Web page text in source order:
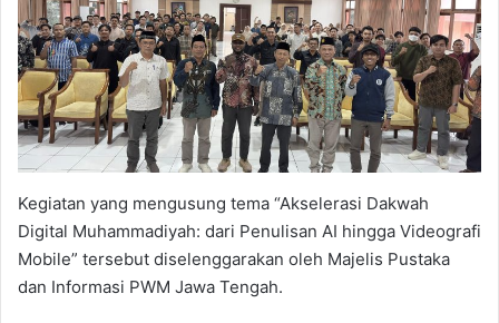
Kegiatan yang mengusung tema “Akselerasi Dakwah
Digital Muhammadiyah: dari Penulisan AI hingga Videografi
Mobile” tersebut diselenggarakan oleh Majelis Pustaka
dan Informasi PWM Jawa Tengah.